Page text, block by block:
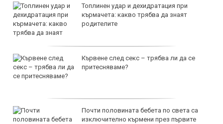
Топлинен удар и дехидратация при
кърмачета: какво трябва да знаят
родителите
Кървене след секс – трябва ли да се
притесняваме?
Почти половината бебета по света са
изключително кърмени през първите